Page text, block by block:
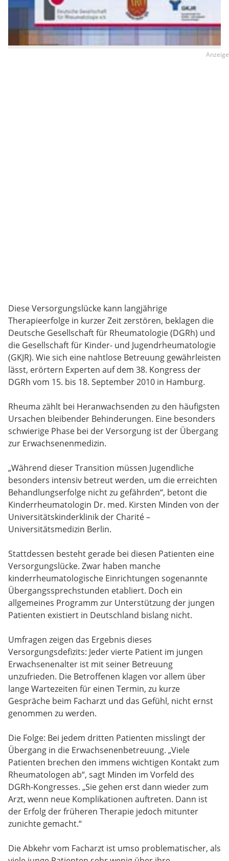
Diese Versorgungslücke kann langjährige
Therapieerfolge in kurzer Zeit zerstören, beklagen die
Deutsche Gesellschaft für Rheumatologie (DGRh) und
die Gesellschaft für Kinder- und Jugendrheumatologie
(GKJR). Wie sich eine nahtlose Betreuung gewährleisten
lässt, erörtern Experten auf dem 38. Kongress der
DGRh vom 15. bis 18. September 2010 in Hamburg.
Rheuma zählt bei Heranwachsenden zu den häufigsten
Ursachen bleibender Behinderungen. Eine besonders
schwierige Phase bei der Versorgung ist der Übergang
zur Erwachsenenmedizin.
„Während dieser Transition müssen Jugendliche
besonders intensiv betreut werden, um die erreichten
Behandlungserfolge nicht zu gefährden“, betont die
Kinderrheumatologin Dr. med. Kirsten Minden von der
Universitätskinderklinik der Charité –
Universitätsmedizin Berlin.
Stattdessen besteht gerade bei diesen Patienten eine
Versorgungslücke. Zwar haben manche
kinderrheumatologische Einrichtungen sogenannte
Übergangssprechstunden etabliert. Doch ein
allgemeines Programm zur Unterstützung der jungen
Patienten existiert in Deutschland bislang nicht.
Umfragen zeigen das Ergebnis dieses
Versorgungsdefizits: Jeder vierte Patient im jungen
Erwachsenenalter ist mit seiner Betreuung
unzufrieden. Die Betroffenen klagen vor allem über
lange Wartezeiten für einen Termin, zu kurze
Gespräche beim Facharzt und das Gefühl, nicht ernst
genommen zu werden.
Die Folge: Bei jedem dritten Patienten misslingt der
Übergang in die Erwachsenenbetreuung. „Viele
Patienten brechen den immens wichtigen Kontakt zum
Rheumatologen ab“, sagt Minden im Vorfeld des
DGRh-Kongresses. „Sie gehen erst dann wieder zum
Arzt, wenn neue Komplikationen auftreten. Dann ist
der Erfolg der früheren Therapie jedoch mitunter
zunichte gemacht.“
Die Abkehr vom Facharzt ist umso problematischer, als